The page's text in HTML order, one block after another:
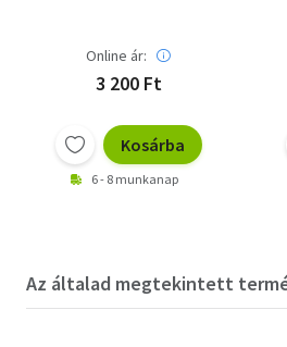
Online ár:
3 200 Ft
Kosárba
6 - 8 munkanap
Az általad megtekintett